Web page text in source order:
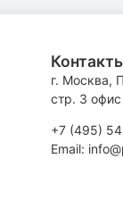
г. Москва,
стр. 3 офис
+7 (495)
Email: